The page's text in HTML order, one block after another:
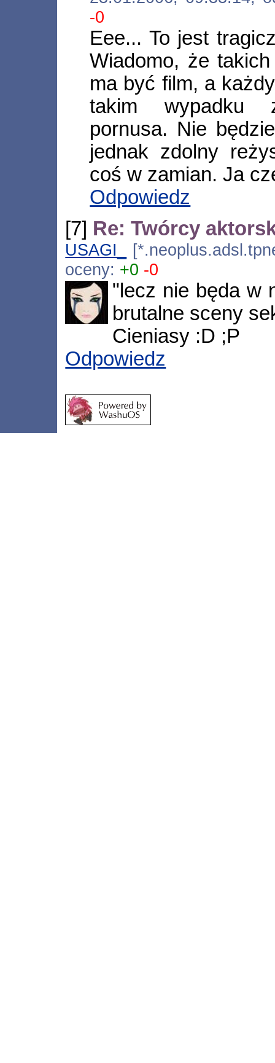
-0
Eee... To jest
Wiadomo, że
ma być film, a
takim wypadku
pornusa. Nie
jednak zdolny
coś w zamian. Ja
Odpowiedz
[7] Re: Twórcy
USAGI_
oceny: +0 -0
"lecz nie będa w
brutalne sceny
Cieniasy :D ;P
Odpowiedz